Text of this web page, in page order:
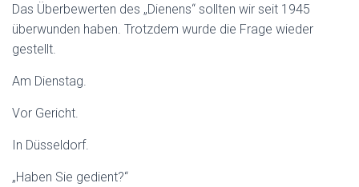
Das Überbewerten des „Dienens“ sollten wir seit 1945
überwunden haben. Trotzdem wurde die Frage wieder
gestellt.
Am Dienstag.
Vor Gericht.
In Düsseldorf.
„Haben Sie gedient?“